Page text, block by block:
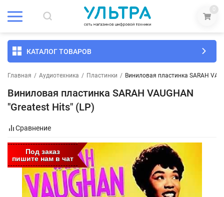
0
КАТАЛОГ ТОВАРОВ
Главная / Аудиотехника / Пластинки / Виниловая пластинка SARAH
Виниловая пластинка SARAH VAUGHAN
"Greatest Hits" (LP)
Сравнение
Под заказ
пишите нам в чат